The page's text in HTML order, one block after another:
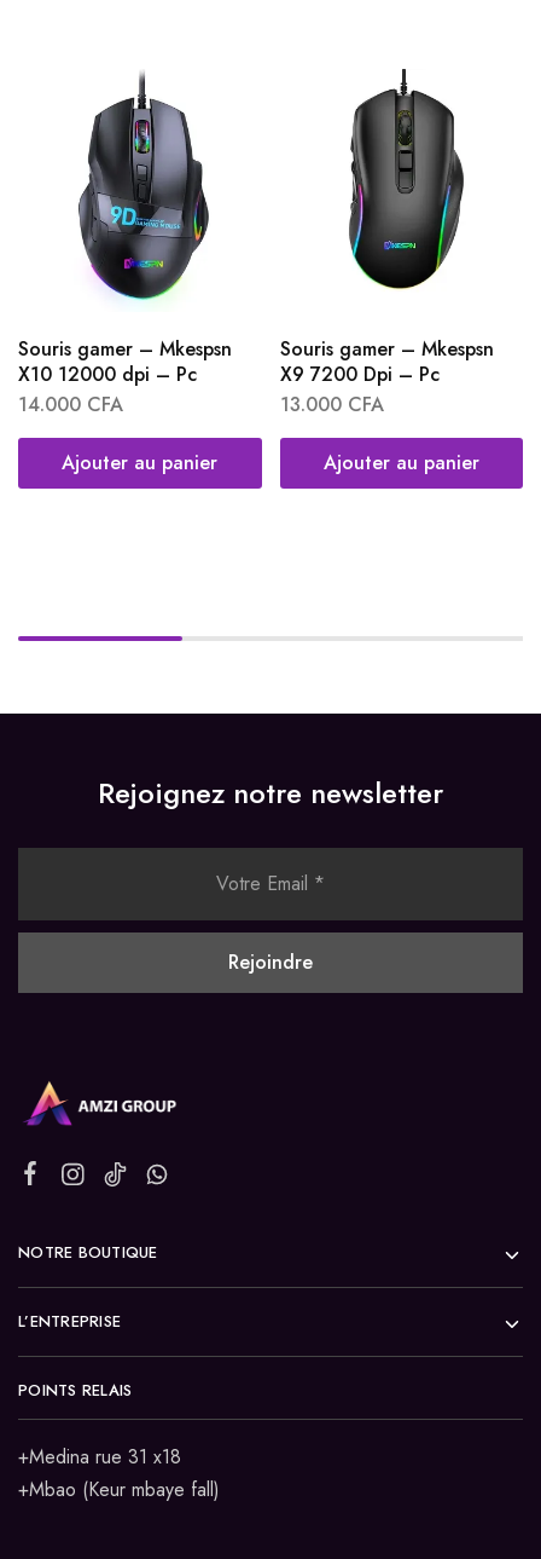
Souris gamer – Mkespsn
X10 12000 dpi – Pc
14.000 CFA
Ajouter au panier
Souris gamer – Mkespsn
X9 7200 Dpi – Pc
13.000 CFA
Ajouter au panier
Rejoignez notre newsletter
NOTRE BOUTIQUE
L’ENTREPRISE
POINTS RELAIS
+Medina rue 31 x18
+Mbao (Keur mbaye fall)